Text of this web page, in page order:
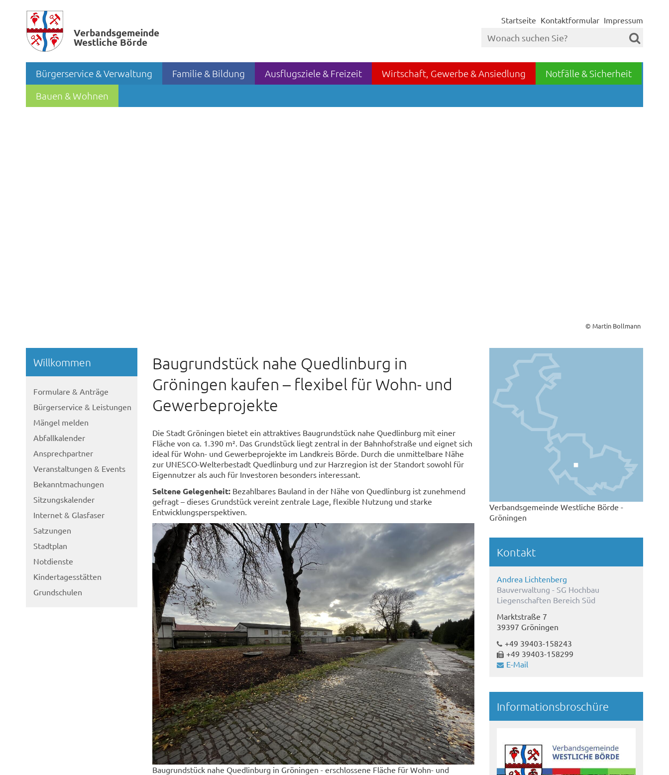
Verbands­gemeinde
Westliche Börde
Startseite Kontaktformular Impressum
Bürgerservice & Verwaltung Familie & Bildung Ausflugsziele & Freizeit Wirtschaft, Gewerbe & Ansiedlung
Notfälle & Sicherheit
Bauen & Wohnen
© Martin Bollmann
Willkommen
Formulare & Anträge
Bürgerservice & Leistungen
Mängel melden
Abfallkalender
Ansprechpartner
Veranstaltungen & Events
Bekanntmachungen
Sitzungskalender
Internet & Glasfaser
Satzungen
Stadtplan
Notdienste
Kindertagesstätten
Grundschulen
Baugrundstück nahe Quedlinburg in
Gröningen kaufen – flexibel für Wohn- und
Gewerbeprojekte
Die Stadt Gröningen bietet ein attraktives Baugrundstück nahe Quedlinburg mit einer
Fläche von ca. 1.390 m². Das Grundstück liegt zentral in der Bahnhofstraße und eignet sich
ideal für Wohn- und Gewerbeprojekte im Landkreis Börde. Durch die unmittelbare Nähe
zur UNESCO-Welterbestadt Quedlinburg und zur Harzregion ist der Standort sowohl für
Eigennutzer als auch für Investoren besonders interessant.
Seltene Gelegenheit: Bezahlbares Bauland in der Nähe von Quedlinburg ist zunehmend
gefragt – dieses Grundstück vereint zentrale Lage, flexible Nutzung und starke
Entwicklungsperspektiven.
Baugrundstück nahe Quedlinburg in Gröningen - erschlossene Fläche für Wohn- und
Verbandsgemeinde Westliche Börde -
Gröningen
Kontakt
Andrea Lichtenberg
Bauverwaltung - SG Hochbau
Liegenschaften Bereich Süd
Marktstraße 7
39397 Gröningen
+49 39403-158243
+49 39403-158299
E-Mail
Informationsbroschüre